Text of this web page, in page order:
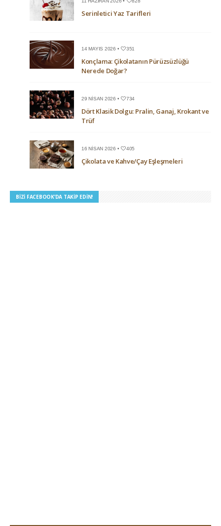
Serinletici Yaz Tarifleri
14 MAYIS 2026 • 351
Konçlama: Çikolatanın Pürüzsüzlüğü
Nerede Doğar?
29 NISAN 2026 • 734
Dört Klasik Dolgu: Pralin, Ganaj, Krokant ve
Trüf
16 NISAN 2026 • 405
Çikolata ve Kahve/Çay Eşleşmeleri
BIZI FACEBOOK’DA TAKIP EDIN!